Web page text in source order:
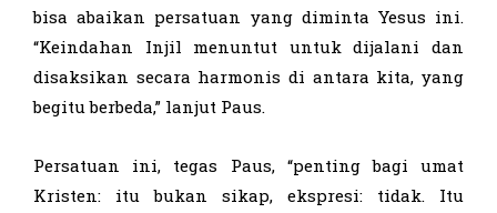
bisa abaikan persatuan yang diminta Yesus ini.
“Keindahan Injil menuntut untuk dijalani dan
disaksikan secara harmonis di antara kita, yang
begitu berbeda,” lanjut Paus.
Persatuan ini, tegas Paus, “penting bagi umat
Kristen: itu bukan sikap, ekspresi: tidak. Itu